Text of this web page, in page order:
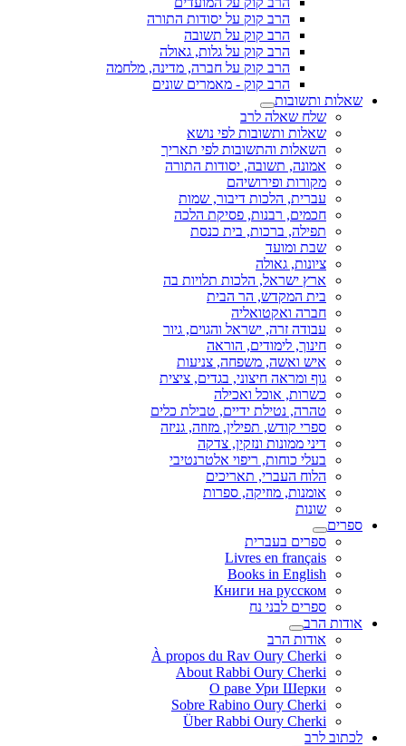
הרב קוק על יסודות התורה
הרב קוק על תשובה
הרב קוק על גלות, גאולה
הרב קוק על חברה, מדינה, מלחמה
הרב קוק - מאמרים שונים
שאלות ותשובות
שלח שאלה לרב
שאלות ותשובות לפי נושא
השאלות והתשובות לפי תאריך
אמונה, תשובה, יסודות התורה
מקורות ופירושיהם
עברית, הלכות דיבור, שמות
חכמים, רבנות, פסיקת הלכה
תפילה, ברכות, בית כנסת
שבת ומועד
ציונות, גאולה
ארץ ישראל, הלכות תלויות בה
בית המקדש, הר הבית
חברה ואקטואליה
עבודה זרה, ישראל והגוים, גיור
חינוך, לימודים, הוראה
איש ואשה, משפחה, צניעות
גוף ומראה חיצוני, בגדים, ציצית
כשרות, אוכל ואכילה
טהרה, נטילת ידיים, טבילת כלים
ספרי קודש, תפילין, מזוזה, גניזה
דיני ממונות ונזקין, צדקה
בעלי כוחות, ריפוי אלטרנטיבי
הלוח העברי, תאריכים
אומנות, מוזיקה, ספרות
שונות
ספרים
ספרים בעברית
Livres en français
Books in English
Книги на русском
ספרים לבני נח
אודות הרב
אודות הרב
À propos du Rav Oury Cherki
About Rabbi Oury Cherki
О раве Ури Шерки
Sobre Rabino Oury Cherki
Über Rabbi Oury Cherki
לכתוב לרב